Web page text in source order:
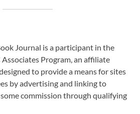
Journal is a participant in the
Associates Program, an affiliate
to provide a means for sites
by advertising and linking to
commission through qualifying